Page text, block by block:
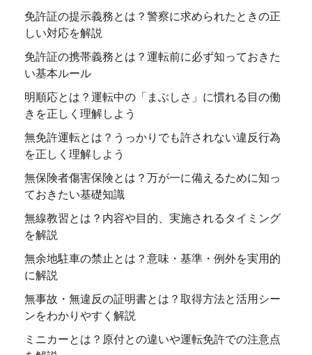
免許証の提示義務とは？警察に求められたときの正
しい対応を解説
免許証の携帯義務とは？運転前に必ず知っておきた
い基本ルール
明順応とは？運転中の「まぶしさ」に慣れる目の働
きを正しく理解しよう
無免許運転とは？うっかりでも許されない違反行為
を正しく理解しよう
無保険者傷害保険とは？万が一に備えるために知っ
ておきたい基礎知識
無線教習とは？内容や目的、実施されるタイミング
を解説
無余地駐車の禁止とは？意味・基準・例外を実用的
に解説
無事故・無違反の証明書とは？取得方法と活用シー
ンをわかりやすく解説
ミニカーとは？原付との違いや運転免許での注意点